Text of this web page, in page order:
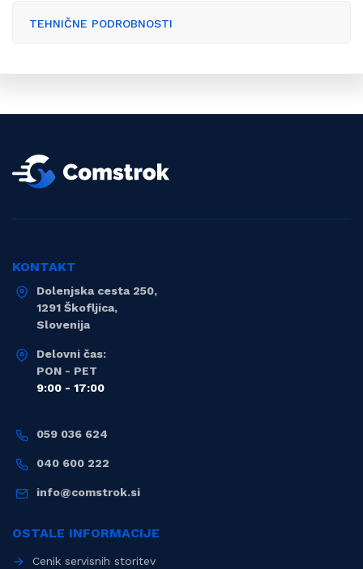
TEHNIČNE PODROBNOSTI
KONTAKT
Dolenjska cesta 250,
1291 Škofljica,
Slovenija
Delovni čas:
PON - PET
9:00 - 17:00
059 036 624
040 600 222
info@comstrok.si
OSTALE INFORMACIJE
Cenik servisnih storitev